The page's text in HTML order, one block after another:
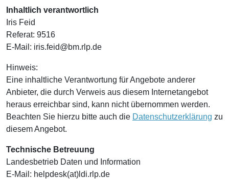
Inhaltlich verantwortlich
Iris Feid
Referat: 9516
E-Mail: iris.feid@bm.rlp.de
Hinweis:
Eine inhaltliche Verantwortung für Angebote anderer
Anbieter, die durch Verweis aus diesem Internetangebot
heraus erreichbar sind, kann nicht übernommen werden.
Beachten Sie hierzu bitte auch die Datenschutzerklärung zu
diesem Angebot.
Technische Betreuung
Landesbetrieb Daten und Information
E-Mail: helpdesk(at)ldi.rlp.de